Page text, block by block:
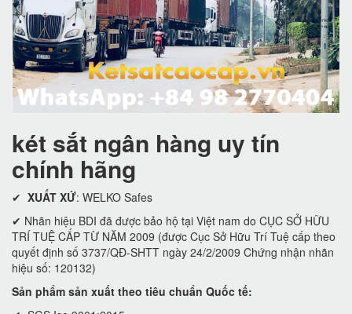
két sắt ngân hàng uy tín
chính hãng
✔ XUẤT XỨ: WELKO Safes
✔ Nhãn hiệu BDI đã được bảo hộ tại Việt nam do CỤC SỞ HỮU
TRÍ TUỆ CẤP TỪ NĂM 2009 (được Cục Sở Hữu Trí Tuệ cấp theo
quyết định số 3737/QĐ-SHTT ngày 24/2/2009 Chứng nhận nhãn
hiệu số: 120132)
Sản phẩm sản xuất theo tiêu chuẩn Quốc tế: